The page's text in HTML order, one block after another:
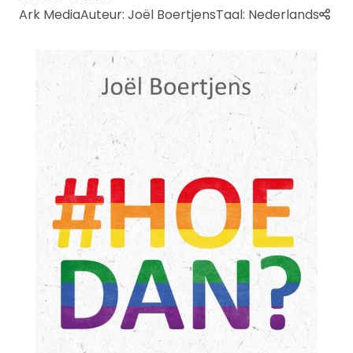
Ark MediaAuteur: Joël BoertjensTaal: Nederlands